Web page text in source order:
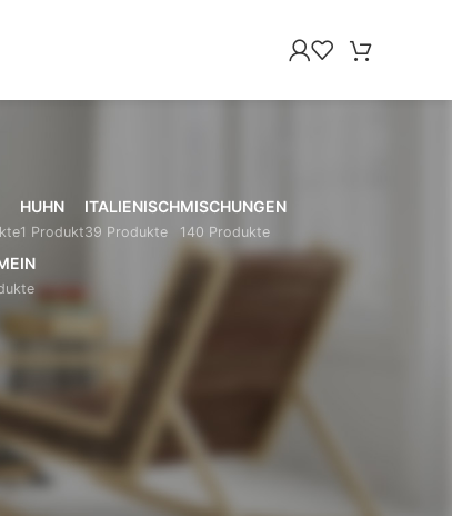
HUHN
1 Produkt
ITALIENISCH
39 Produkte
MISCHUNGEN
140 Produkte
24